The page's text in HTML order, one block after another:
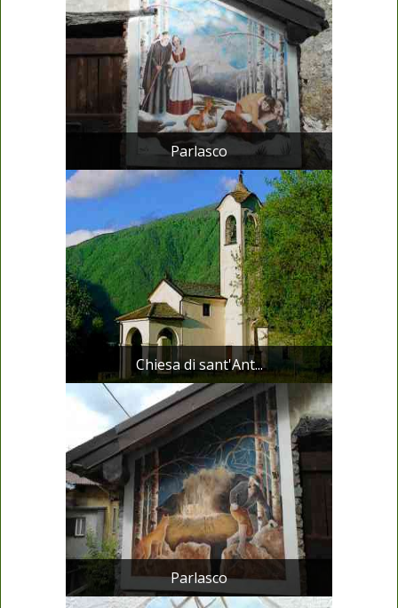
Parlasco
Chiesa di sant'Ant...
Parlasco